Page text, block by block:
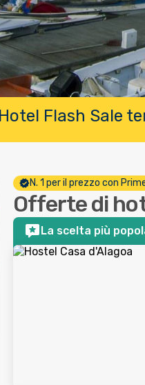
Hotel Flash Sale
N. 1 per il prezzo con
Offerte di
La scelta più